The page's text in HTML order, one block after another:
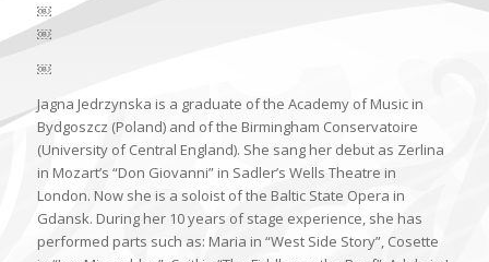
￼
￼
￼
Jagna Jedrzynska is a graduate of the Academy of Music in
Bydgoszcz (Poland) and of the Birmingham Conservatoire
(University of Central England). She sang her debut as Zerlina
in Mozart’s “Don Giovanni” in Sadler’s Wells Theatre in
London. Now she is a soloist of the Baltic State Opera in
Gdansk. During her 10 years of stage experience, she has
performed parts such as: Maria in “West Side Story”, Cosette